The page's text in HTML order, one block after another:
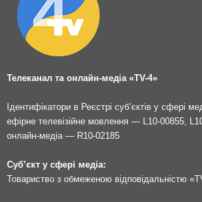
Телеканал та онлайн-медіа «TV-4»
Ідентифікатори в Реєстрі суб’єктів у сфері
ефірне телевізійне мовлення — L10-00855,
онлайн-медіа — R10-02185
Суб’єкт у сфері медіа:
Товариство з обмеженою відповідальністю